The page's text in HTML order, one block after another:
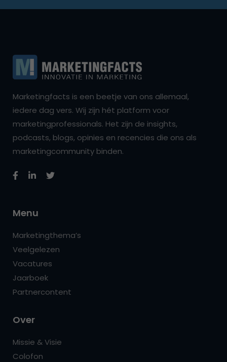
Marketingfacts is een beetje van ons allemaal,
iedere dag vers. Wij zijn hét platform voor
marketingprofessionals. Het zijn de insights,
podcasts, blogs, opinies en recencies die ons als
marketingcommunity binden.
Menu
Marketingthema’s
Veelgelezen
Vacatures
Jaarboek
Partnercontent
Over
Missie & Visie
Colofon